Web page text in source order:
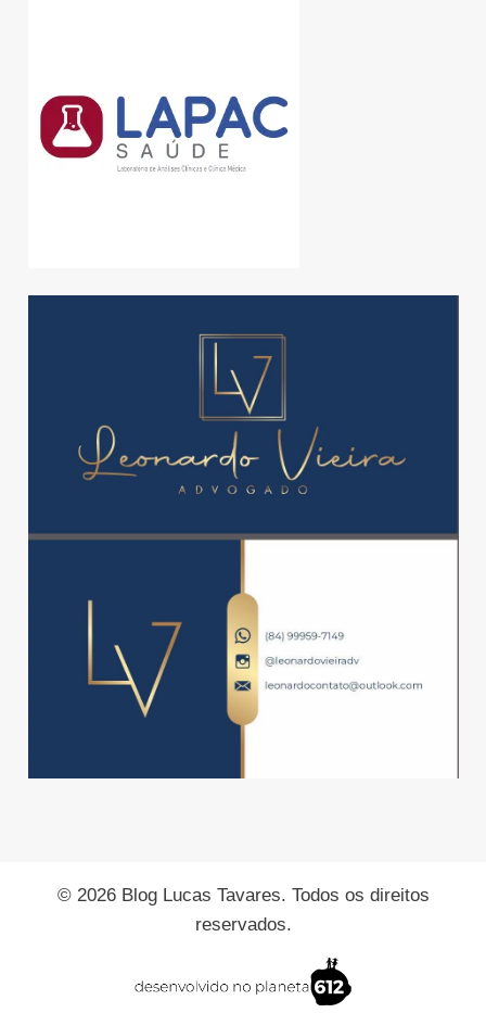
© 2026 Blog Lucas Tavares. Todos os direitos
reservados.